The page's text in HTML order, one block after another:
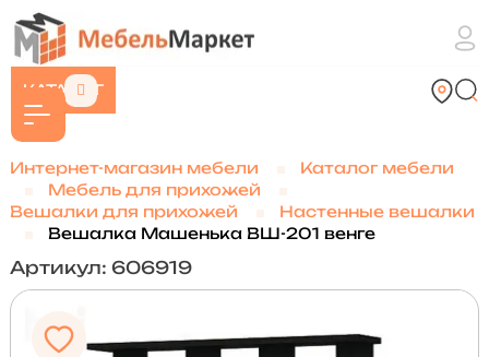
КАТАЛОГ
Интернет-магазин мебели
Каталог мебели
Мебель для прихожей
Вешалки для прихожей
Настенные вешалки
Вешалка Машенька ВШ-201 венге
Артикул: 606919